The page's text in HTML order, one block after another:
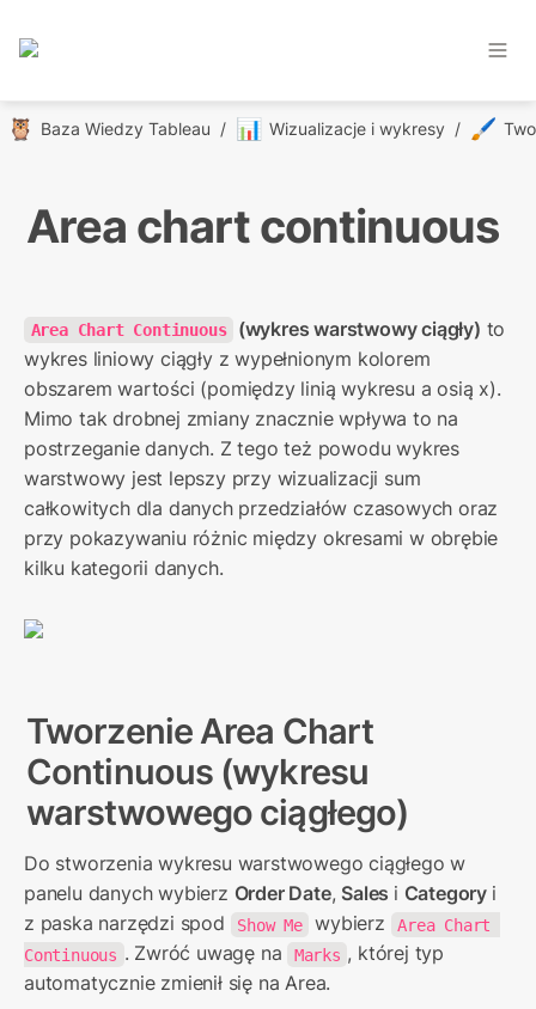
🦉 Baza Wiedzy Tableau / 📊 Wizualizacje i wykresy / 🖌️
Area chart continuous
Area Chart Continuous (wykres warstwowy ciągły) to
wykres liniowy ciągły z wypełnionym kolorem
obszarem wartości (pomiędzy linią wykresu a osią x).
Mimo tak drobnej zmiany znacznie wpływa to na
postrzeganie danych. Z tego też powodu wykres
warstwowy jest lepszy przy wizualizacji sum
całkowitych dla danych przedziałów czasowych oraz
przy pokazywaniu różnic między okresami w obrębie
kilku kategorii danych.
Tworzenie Area Chart
Continuous (wykresu
warstwowego ciągłego)
Do stworzenia wykresu warstwowego ciągłego w
panelu danych wybierz Order Date, Sales i Category i
z paska narzędzi spod
Show Me wybierz
Area Chart
Continuous . Zwróć uwagę na Marks , której typ
automatycznie zmienił się na Area.